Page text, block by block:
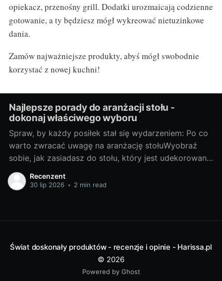
opiekacz, przenośny grill. Dodatki urozmaicają codzienne
gotowanie, a ty będziesz mógł wykreować nietuzinkowe
dania.
Zamów najważniejsze produkty, abyś mógł swobodnie
korzystać z nowej kuchni!
Najlepsze porady do aranżacji stołu -
dokonaj właściwego wyboru
Spraw, by każdy posiłek stał się wydarzeniem: Po co
warto zwracać uwagę na aranżację stołuWyobraź
sobie, jak zasiadasz do stołu, który jest udekorowany
z troską i wyobraźnią. Każda filiżanka, talerz i
sztućce są umieszczone na miejscu, tworząc piękną
Recenzent
30 lip 2026 • 2 min read
Świat doskonały produktów - recenzje i opinie - Harissa.pl
© 2026
Powered by Ghost